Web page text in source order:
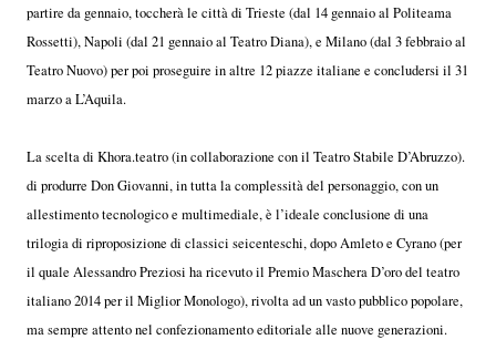
partire da gennaio, toccherà le città di Trieste (dal 14 gennaio al Politeama
Rossetti), Napoli (dal 21 gennaio al Teatro Diana), e Milano (dal 3 febbraio al
Teatro Nuovo) per poi proseguire in altre 12 piazze italiane e concludersi il 31
marzo a L’Aquila.
La scelta di Khora.teatro (in collaborazione con il Teatro Stabile D’Abruzzo).
di produrre Don Giovanni, in tutta la complessità del personaggio, con un
allestimento tecnologico e multimediale, è l’ideale conclusione di una
trilogia di riproposizione di classici seicenteschi, dopo Amleto e Cyrano (per
il quale Alessandro Preziosi ha ricevuto il Premio Maschera D’oro del teatro
italiano 2014 per il Miglior Monologo), rivolta ad un vasto pubblico popolare,
ma sempre attento nel confezionamento editoriale alle nuove generazioni.